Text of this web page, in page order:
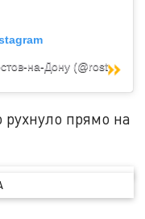
Публикация от Ростов Главный —Ростов-на-Дону (@rostov.761)
прямо на